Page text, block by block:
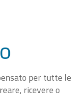
per tutte le
ricevere o